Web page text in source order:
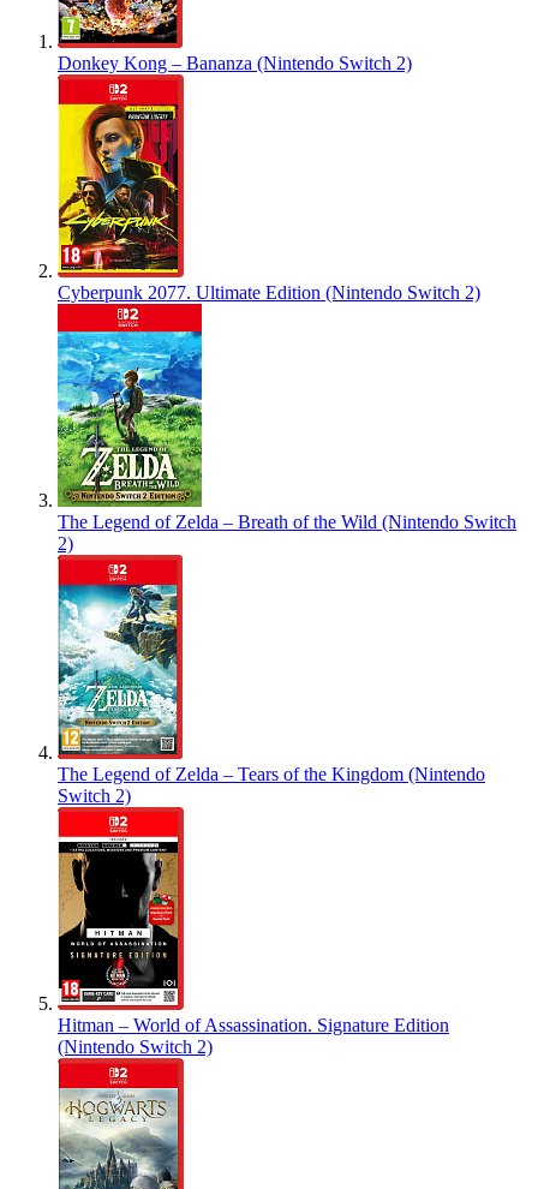
Donkey Kong – Bananza (Nintendo Switch 2)
Cyberpunk 2077. Ultimate Edition (Nintendo Switch 2)
The Legend of Zelda – Breath of the Wild (Nintendo Switch
2)
The Legend of Zelda – Tears of the Kingdom (Nintendo
Switch 2)
Hitman – World of Assassination. Signature Edition
(Nintendo Switch 2)